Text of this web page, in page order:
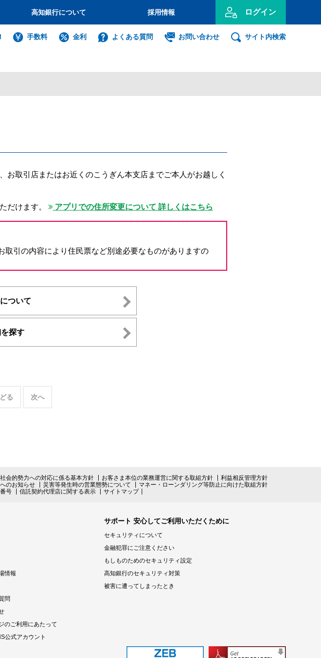
高知銀行について 採用情報 ログイン
個人のお客さま
バンキング
投資信託
インターネットバンキング利用者ログオン
子証明書方式 ID・暗証番号方式
インターネットバンキング管理者ログオン
為WEBサービス
手数料 金利 よくある質問 お問い合わせ サイト内検索
取引店またはお近くのこうぎん本支店までご本人がお越しく
だけます。 アプリでの住所変更について 詳しくはこちら
引の内容により住民票など別途必要なものがありますの
ついて
探す
る 次へ
会的勢力への対応に係る基本方針 お客さま本位の業務運営に関する取組方針
利益相反管理方針
のお知らせ 災害等発生時の営業態勢について
マネー・ローンダリング等防止に向けた取組方針
号 信託契約代理店に関する表示 サイトマップ
情報
問
のご利用にあたって
公式アカウント
サポート 安心してご利用いただくために
セキュリティについて
金融犯罪にご注意ください
もしものためのセキュリティ設定
高知銀行のセキュリティ対策
被害に遭ってしまったとき